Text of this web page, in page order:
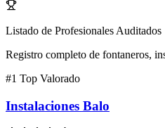
Listado de Profesionales Auditados
Registro completo de fontaneros,
#1 Top Valorado
Instalaciones Balo